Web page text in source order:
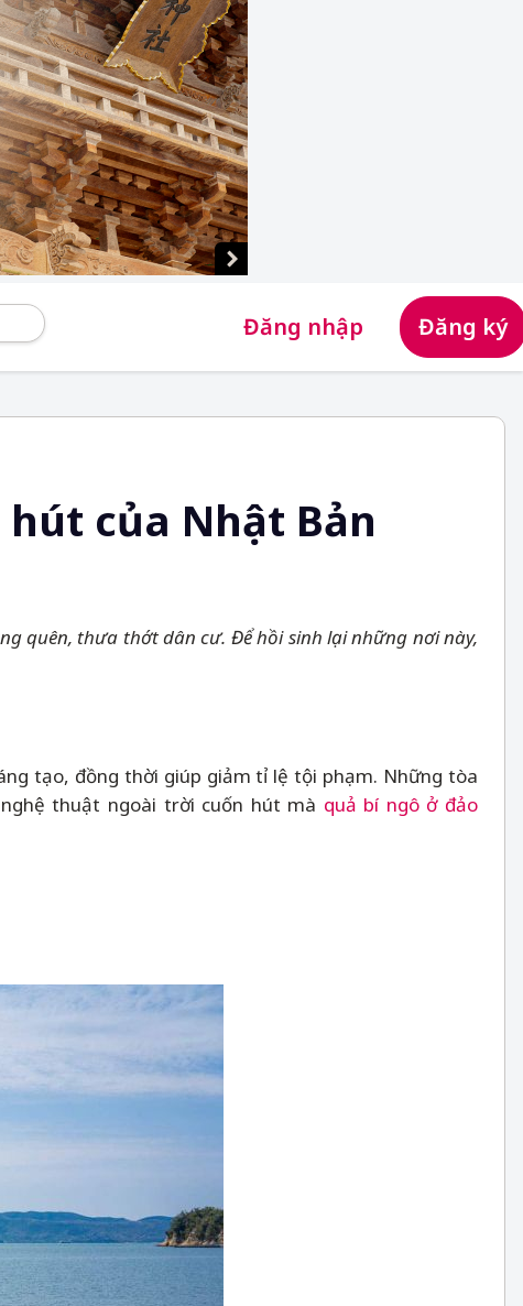
Đăng nhập Đăng ký
của Nhật Bản
quên, thưa thớt dân cư. Để hồi sinh lại những nơi này,
tạo, đồng thời giúp giảm tỉ lệ tội phạm. Những tòa
thuật ngoài trời cuốn hút mà quả bí ngô ở đảo